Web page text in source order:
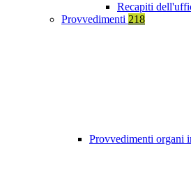
Recapiti
Provvedimenti 218
Provvedimenti organi